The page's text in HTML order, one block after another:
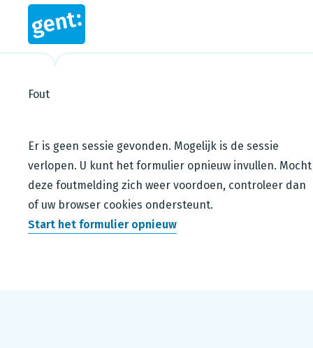
Fout
Steps in this wizard
Er is geen sessie gevonden. Mogelijk is de sessie
verlopen. U kunt het formulier opnieuw invullen. Mocht
deze foutmelding zich weer voordoen, controleer dan
of uw browser cookies ondersteunt.
Start het formulier opnieuw